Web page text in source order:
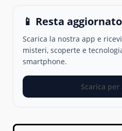
📱 Resta
Scarica la nostra app e
misteri, scoperte e
smartphone.
Scarica